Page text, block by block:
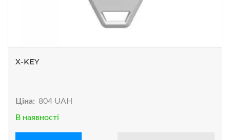
X-KEY
Ціна: 804 UAH
В наявності